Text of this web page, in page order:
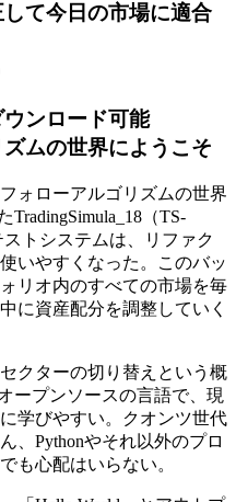
て今日の市場に適合
ンロード可能
ムの世界にようこそ
ォローアルゴリズムの世界
TradingSimula_18（TS-
トシステムは、リファク
いやすくなった。このバッ
リオ内のすべての市場を毎
に資産配分を調整していく
クターの切り替えという概
ープンソースの言語で、現
学びやすい。クオンツ世代
、Pythonやそれ以外のプロ
も心配はいらない。